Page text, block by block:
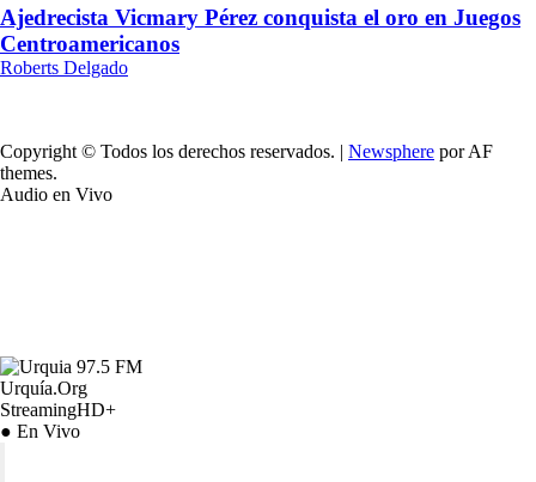
Ajedrecista Vicmary Pérez conquista el oro en Juegos
Centroamericanos
Roberts Delgado
Copyright © Todos los derechos reservados. | Newsphere por AF
themes.
Audio en Vivo
Urquía.Org
StreamingHD+
● En Vivo